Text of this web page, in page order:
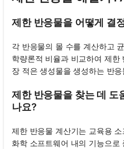
제한 반응물을 어떻게 결
각 반응물의 몰 수를 계산하고
학량론적 비율과 비교하여 제한
장 적은 생성물을 생성하는 반
제한 반응물을 찾는 데 도
나요?
제한 반응물 계산기는 교육용
화학 소프트웨어 내의 기능으로